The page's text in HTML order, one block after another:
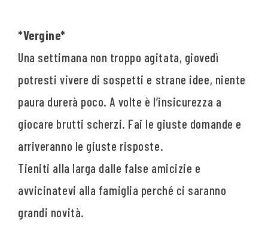
*Vergine*
Una settimana non troppo agitata, giovedì
potresti vivere di sospetti e strane idee, niente
paura durerà poco. A volte è l’insicurezza a
giocare brutti scherzi. Fai le giuste domande e
arriveranno le giuste risposte.
Tieniti alla larga dalle false amicizie e
avvicinatevi alla famiglia perché ci saranno
grandi novità.